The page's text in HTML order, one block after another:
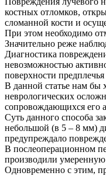
костных отломков,
сломанной кости и
При этом необходимо
Значительно реже
Диагностика
невозможностью
поверхности
В данной статье нам бы
неврологических
сопровождающихся его
Суть данного способа
небольшой (в 5 – 8 мм)
предупреждало
В послеоперационном
производили
Одновременно с этим,